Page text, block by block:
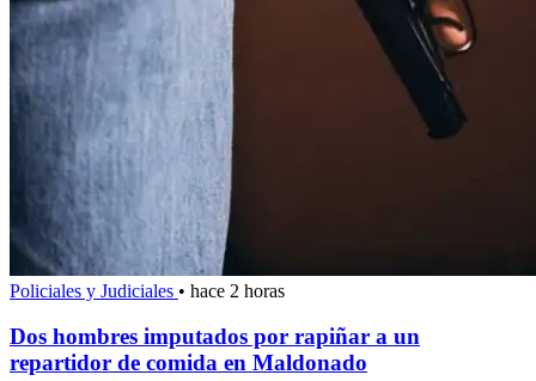
Policiales y Judiciales • hace 2 horas
Dos hombres imputados por rapiñar a un
repartidor de comida en Maldonado